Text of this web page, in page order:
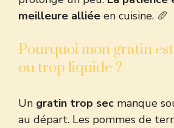
meilleure alliée en cuisine. 🥖
Pourquoi mon gratin
ou trop liquide ?
Un gratin trop sec manque
au départ. Les pommes de